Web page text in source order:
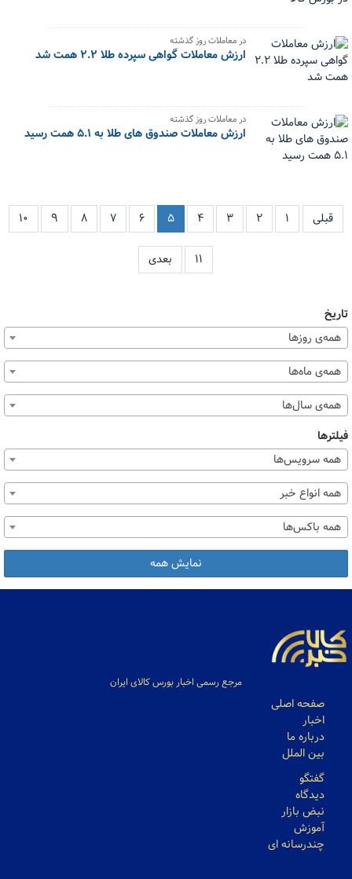
در معاملات روز گذشته
ارزش معاملات گواهی سپرده طلا ۲.۲ همت شد
در معاملات روز گذشته
ارزش معاملات صندوق های طلا به ۵.۱ همت رسید
قبلی ۱ ۲ ۳ ۴ ۵ ۶ ۷ ۸ ۹ ۱۰
۱۱ بعدی
تاریخ
همه‌ی روزها
همه‌ی ماه‌ها
همه‌ی سال‌ها
فیلترها
همه سرویس‌ها
همه انواع خبر
همه باکس‌ها
نمایش همه
مرجع رسمی اخبار بورس کالای ایران
صفحه اصلی
اخبار
درباره ما
بین الملل
گفتگو
دیدگاه
نبض بازار
آموزش
چندرسانه ای